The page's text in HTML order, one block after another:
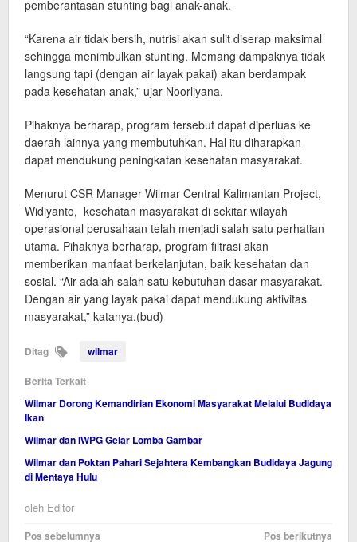
pemberantasan stunting bagi anak-anak.
“Karena air tidak bersih, nutrisi akan sulit diserap maksimal
sehingga menimbulkan stunting. Memang dampaknya tidak
langsung tapi (dengan air layak pakai) akan berdampak
pada kesehatan anak,” ujar Noorliyana.
Pihaknya berharap, program tersebut dapat diperluas ke
daerah lainnya yang membutuhkan. Hal itu diharapkan
dapat mendukung peningkatan kesehatan masyarakat.
Menurut CSR Manager Wilmar Central Kalimantan Project,
Widiyanto, kesehatan masyarakat di sekitar wilayah
operasional perusahaan telah menjadi salah satu perhatian
utama. Pihaknya berharap, program filtrasi akan
memberikan manfaat berkelanjutan, baik kesehatan dan
sosial. “Air adalah salah satu kebutuhan dasar masyarakat.
Dengan air yang layak pakai dapat mendukung aktivitas
masyarakat,” katanya.(bud)
Ditag wilmar
Berita Terkait
Wilmar Dorong Kemandirian Ekonomi Masyarakat Melalui Budidaya
Ikan
Wilmar dan IWPG Gelar Lomba Gambar
Wilmar dan Poktan Pahari Sejahtera Kembangkan Budidaya Jagung
di Mentaya Hulu
oleh Editor
Navigasi
Pos sebelumnya Pos berikutnya